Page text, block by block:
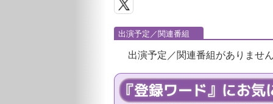
出演予定／関連番組
出演予定／関連番組がありませ